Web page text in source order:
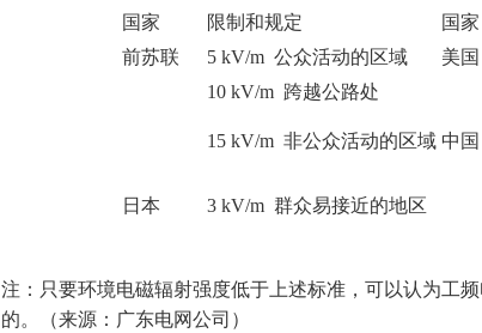
国家
限制和规定 国家
前苏联
5 kV/m 公众活动的区域 美国
10 kV/m 跨越公路处
15 kV/m 非公众活动的区域 中国
日本 3 kV/m 群众易接近的地区
注：只要环境电磁辐射强度低于上述标准，可以认为工
的。（来源：广东电网公司）